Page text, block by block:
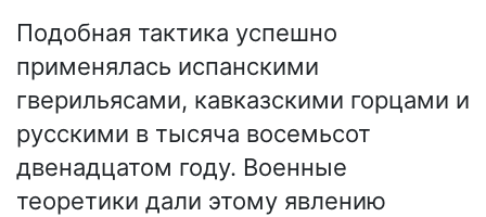
Подобная тактика успешно
применялась испанскими
гверильясами, кавказскими горцами и
русскими в тысяча восемьсот
двенадцатом году. Военные
теоретики дали этому явлению